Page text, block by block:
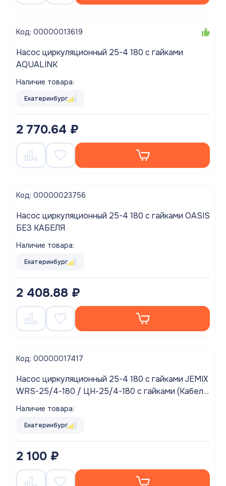
Код: 00000013619
Насос циркуляционный 25-4 180 с гайками
AQUALINK
Наличие товара:
Екатеринбург
2 770.64 ₽
Код: 00000023756
Насос циркуляционный 25-4 180 с гайками OASIS
БЕЗ КАБЕЛЯ
Наличие товара:
Екатеринбург
2 408.88 ₽
Код: 00000017417
Насос циркуляционный 25-4 180 с гайками JEMIX
WRS-25/4-180 / ЦН-25/4-180 с гайками (Кабель
60 см с ЕВРОВИЛКОЙ)
Наличие товара:
Екатеринбург
2 100 ₽